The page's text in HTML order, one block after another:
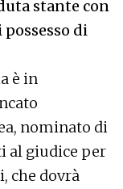
stante con
di
è in
nominato di
al giudice per
che dovrà